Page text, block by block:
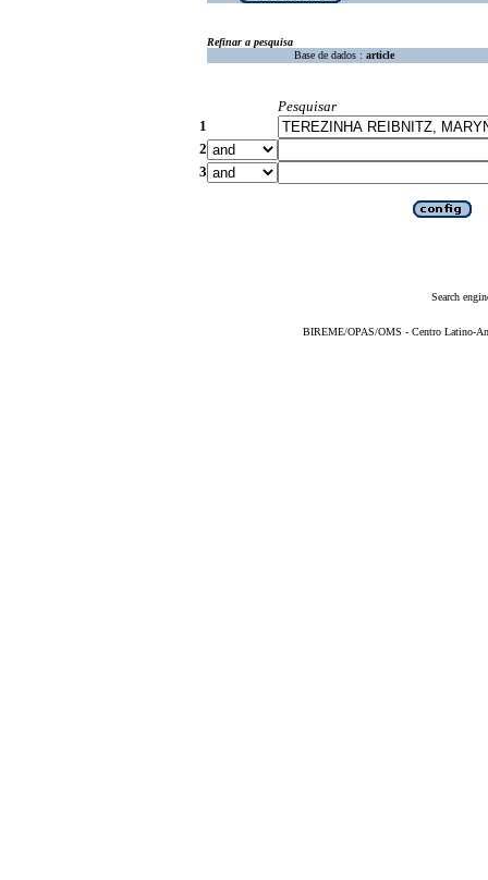
Refinar a pesquisa
Base de dados : article
Pesquisar
1
2
3
Search
BIREME/OPAS/OMS - Centro Latino-